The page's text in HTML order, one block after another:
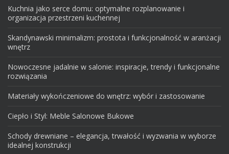
Kuchnia jako serce domu: optymalne rozplanowanie i
organizacja przestrzeni kuchennej
Skandynawski minimalizm: prostota i funkcjonalność w aranżacji
wnętrz
Nowoczesne jadalnie w salonie: inspiracje, trendy i funkcjonalne
rozwiązania
Materiały wykończeniowe do wnętrz: wybór i zastosowanie
Ciepło i Styl: Meble Salonowe Bukowe
Schody drewniane – elegancja, trwałość i wyzwania w wyborze
idealnej konstrukcji